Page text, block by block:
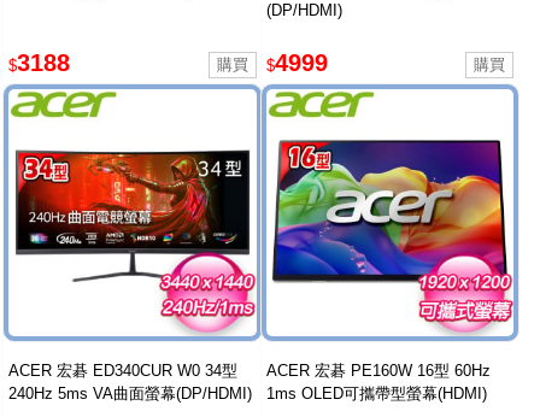
$3188
(DP/HDMI)
$4999
ACER 宏碁 ED340CUR W0 34型
240Hz 5ms VA曲面螢幕(DP/HDMI)
ACER 宏碁 PE160W 16型 60Hz
1ms OLED可攜帶型螢幕(HDMI)